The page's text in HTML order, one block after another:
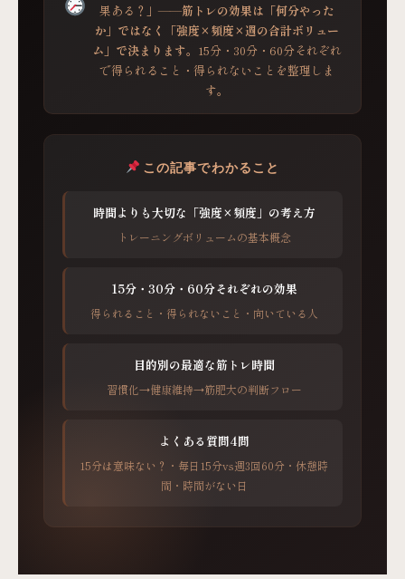
果ある？」——筋トレの効果は「何分やった
か」ではなく「強度×頻度×週の合計ボリュー
ム」で決まります。15分・30分・60分それぞれ
で得られること・得られないことを整理しま
す。
この記事でわかること
時間よりも大切な「強度×頻度」の考え方
トレーニングボリュームの基本概念
15分・30分・60分それぞれの効果
得られること・得られないこと・向いている人
目的別の最適な筋トレ時間
習慣化→健康維持→筋肥大の判断フロー
よくある質問4問
15分は意味ない？・毎日15分vs週3回60分・休憩時
間・時間がない日